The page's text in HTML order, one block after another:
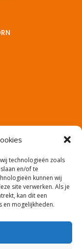
technologieën zoals
en/of te
kunnen wij
site verwerken. Als je
kan dit een
en mogelijkheden.
– Copyright: